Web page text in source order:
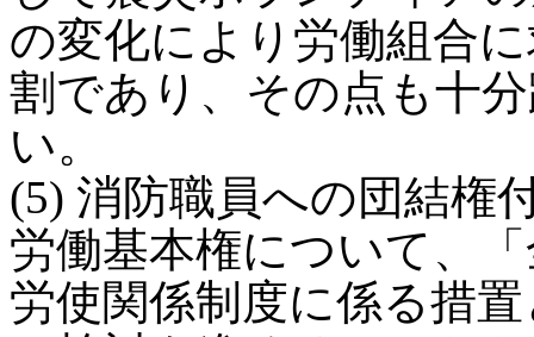
の変化により労働組合
割であり、その点も十
い。
(5) 消防職員への団結権
労働基本権について、
労使関係制度に係る措